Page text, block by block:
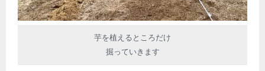
芋を植えるところだけ
掘っていきます